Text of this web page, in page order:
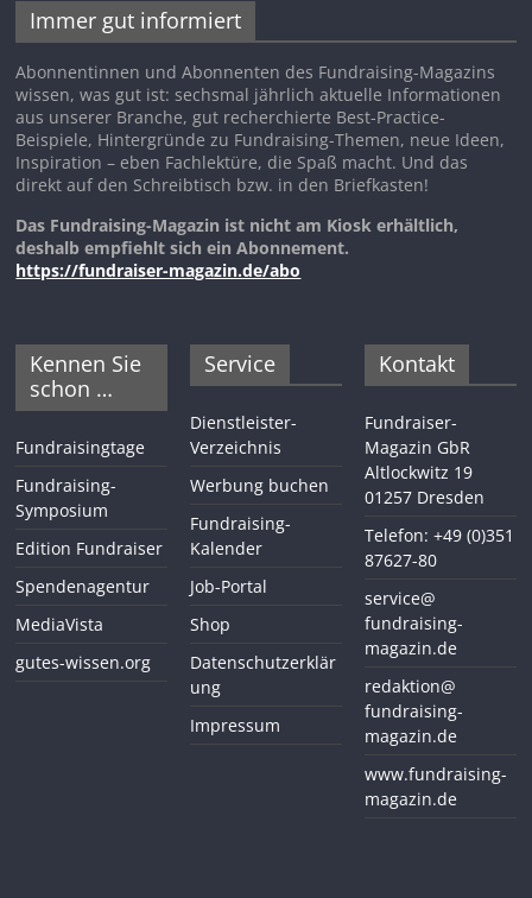
Immer gut informiert
Abonnentinnen und Abonnenten des Fundraising-Magazins
wissen, was gut ist: sechsmal jährlich aktuelle Informationen
aus unserer Branche, gut recherchierte Best-Practice-
Beispiele, Hintergründe zu Fundraising-Themen, neue Ideen,
Inspiration – eben Fachlektüre, die Spaß macht. Und das
direkt auf den Schreibtisch bzw. in den Briefkasten!
Das Fundraising-Magazin ist nicht am Kiosk erhältlich,
deshalb empfiehlt sich ein Abonnement.
https://fundraiser-magazin.de/abo
Kennen Sie
schon …
Fundraisingtage
Fundraising-
Symposium
Edition Fundraiser
Spendenagentur
MediaVista
gutes-wissen.org
Service
Dienstleister-
Verzeichnis
Werbung buchen
Fundraising-
Kalender
Job-Portal
Shop
Datenschutzerklär
ung
Impressum
Kontakt
Fundraiser-
Magazin GbR
Altlockwitz 19
01257 Dresden
Telefon: +49 (0)351
87627-80
service@
fundraising-
magazin.de
redaktion@
fundraising-
magazin.de
www.fundraising-
magazin.de